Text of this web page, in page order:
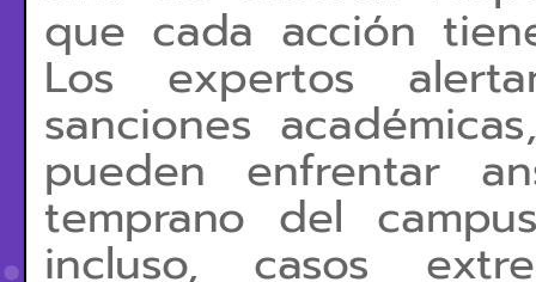
que cada acción
Los expertos
sanciones
pueden enfrentar
temprano del
incluso, casos